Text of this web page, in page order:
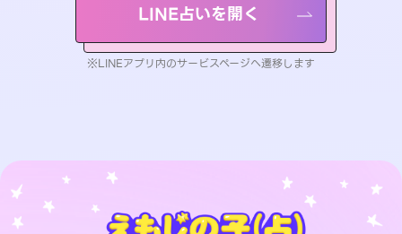
LINE占いを開く
※LINEアプリ内のサービスページへ遷移します